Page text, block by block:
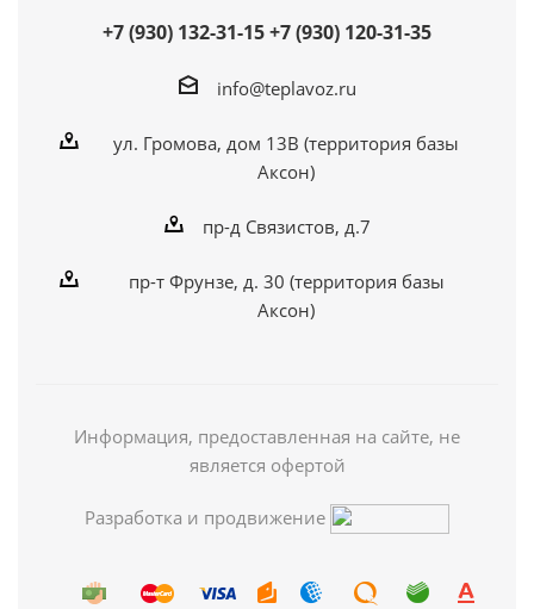
+7 (930) 132-31-15+7 (930) 120-31-35
info@teplavoz.ru
ул. Громова, дом 13В (территория базы
Аксон)
пр-д Связистов, д.7
пр-т Фрунзе, д. 30 (территория базы
Аксон)
Информация, предоставленная на сайте, не
является офертой
Разработка и продвижение